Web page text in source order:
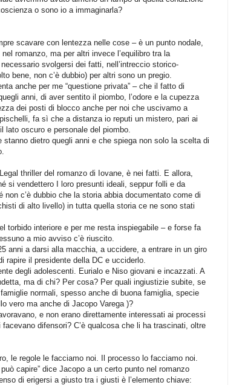
o sono io a immaginarla?
scavare con lentezza nelle cose – è un punto nodale,
romanzo, ma per altri invece l’equilibro tra la
svolgersi dei fatti, nell’intreccio storico-
bene, non c’è dubbio) per altri sono un pregio.
anche per me “questione privata” – che il fatto di
anni, di aver sentito il piombo, l’odore e la cupezza
dei posti di blocco anche per noi che uscivamo a
fa sì che a distanza io reputi un mistero, pari ai
lato oscuro e personale del piombo.
dietro quegli anni e che spiega non solo la scelta di
thriller del romanzo di Iovane, è nei fatti. E allora,
si vendettero I loro presunti ideali, seppur folli e da
c’è dubbio che la storia abbia documentato come di
di alto livello) in tutta quella storia ce ne sono stati
torbido interiore e per me resta inspiegabile – e forse fa
a mio avviso c’è riuscito.
anni a darsi alla macchia, a uccidere, a entrare in un giro
rapire il presidente della DC e ucciderlo.
degli adolescenti. Eurialo e Niso giovani e incazzati. A
ma di chi? Per cosa? Per quali ingiustizie subite, se
normali, spesso anche di buona famiglia, specie
vero ma anche di Jacopo Varega )?
e non erano direttamente interessati ai processi
difensori? C’è qualcosa che li ha trascinati, oltre
le regole le facciamo noi. Il processo lo facciamo noi.
capire” dice Jacopo a un certo punto nel romanzo
di erigersi a giusto tra i giusti è l’elemento chiave: